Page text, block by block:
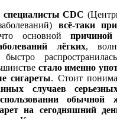
специалисты CDC
всё-таки
основной причиной
лёгких,
быстро
стало именно
сигареты. Стоит
случаев
обычной
на сегодняшний